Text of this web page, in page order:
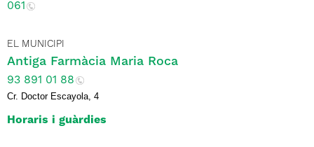
061
EL MUNICIPI
Antiga Farmàcia Maria Roca
93 891 01 88
Cr. Doctor Escayola, 4
Horaris i guàrdies